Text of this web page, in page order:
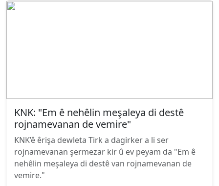
KNK: "Em ê nehêlin meşaleya di destê
rojnamevanan de vemire"
KNK’ê êrişa dewleta Tirk a dagirker a li ser
rojnamevanan şermezar kir û ev peyam da "Em ê
nehêlin meşaleya di destê van rojnamevanan de
vemire."